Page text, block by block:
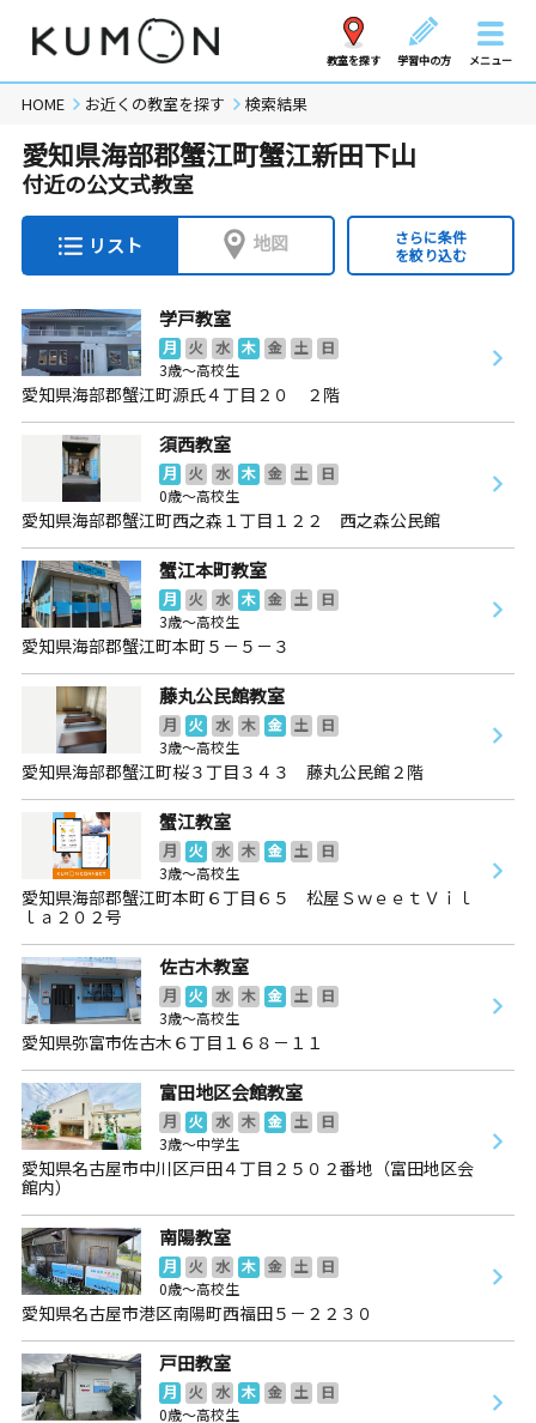
教室を探す 学習中の方 メニュー
HOME お近くの教室を探す 検索結果
愛知県海部郡蟹江町蟹江新田下山
付近の公文式教室
リスト 地図
さらに条件
を絞り込む
学戸教室
月 火 水 木 金 土
日
3歳～高校生
愛知県海部郡蟹江町源氏４丁目２０ ２階
須西教室
月 火 水 木 金 土
日
0歳～高校生
愛知県海部郡蟹江町西之森１丁目１２２ 西之森公民館
蟹江本町教室
月 火 水 木 金 土
日
3歳～高校生
愛知県海部郡蟹江町本町５－５－３
藤丸公民館教室
月 火 水 木 金 土
日
3歳～高校生
愛知県海部郡蟹江町桜３丁目３４３ 藤丸公民館２階
蟹江教室
月 火 水 木 金 土
日
3歳～高校生
愛知県海部郡蟹江町本町６丁目６５ 松屋ＳｗｅｅｔＶｉｌ
ｌａ２０２号
佐古木教室
月 火 水 木 金 土
日
3歳～高校生
愛知県弥富市佐古木６丁目１６８－１１
富田地区会館教室
月 火 水 木 金 土
日
3歳～中学生
愛知県名古屋市中川区戸田４丁目２５０２番地（富田地区会
館内）
南陽教室
月 火 水 木 金 土
日
0歳～高校生
愛知県名古屋市港区南陽町西福田５－２２３０
戸田教室
月 火 水 木 金 土
日
0歳～高校生